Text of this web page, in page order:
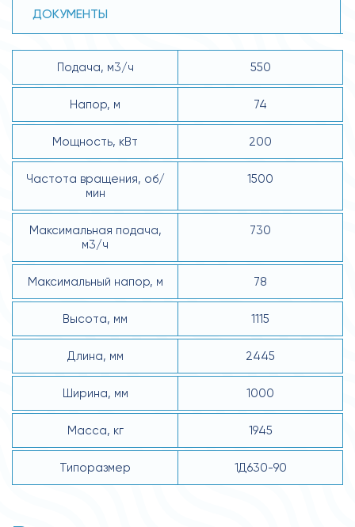
ДОКУМЕНТЫ
Подача, м3/ч 550
Напор, м 74
Мощность, кВт 200
Частота вращения, об/
мин
1500
Максимальная подача,
м3/ч
730
Максимальный напор, м 78
Высота, мм 1115
Длина, мм 2445
Ширина, мм 1000
Масса, кг 1945
Типоразмер 1Д630-90